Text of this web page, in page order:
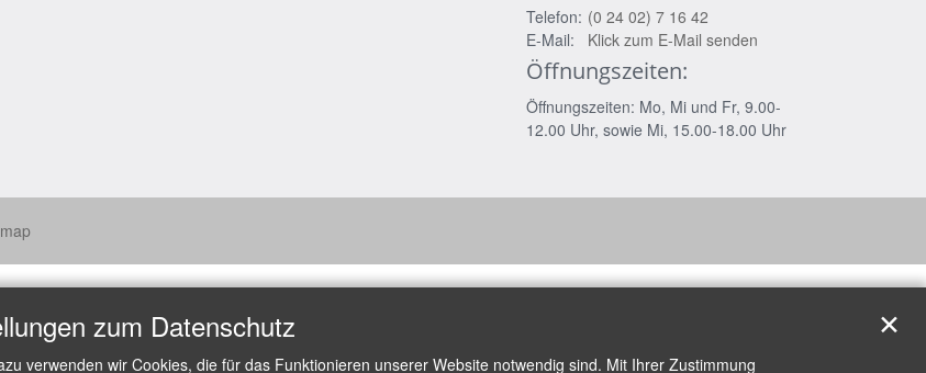
Telefon: (0 24 02) 7 16 42
E-Mail:
Klick zum E-Mail senden
Öffnungszeiten:
Öffnungszeiten: Mo, Mi und Fr, 9.00-
12.00 Uhr, sowie Mi, 15.00-18.00 Uhr
zum Datenschutz
verwenden wir Cookies, die für das Funktionieren unserer Website notwendig sind. Mit Ihrer Zustimmung
✕